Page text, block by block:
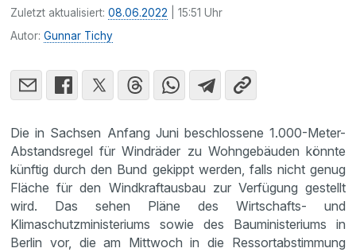
Zuletzt aktualisiert:08.06.2022 | 15:51 Uhr
Autor:Gunnar Tichy
Die in Sachsen Anfang Juni beschlossene 1.000-Meter-
Abstandsregel für Windräder zu Wohngebäuden könnte
künftig durch den Bund gekippt werden, falls nicht genug
Fläche für den Windkraftausbau zur Verfügung gestellt
wird. Das sehen Pläne des Wirtschafts- und
Klimaschutzministeriums sowie des Bauministeriums in
Berlin vor, die am Mittwoch in die Ressortabstimmung